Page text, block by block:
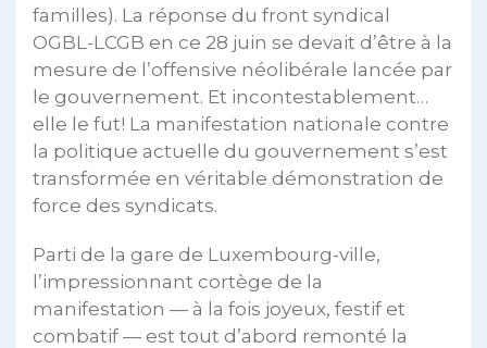
familles). La réponse du front syndical
OGBL-LCGB en ce 28 juin se devait d’être à la
mesure de l’offensive néolibérale lancée par
le gouvernement. Et incontestablement…
elle le fut! La manifestation nationale contre
la politique actuelle du gouvernement s’est
transformée en véritable démonstration de
force des syndicats.
Parti de la gare de Luxembourg-ville,
l’impressionnant cortège de la
manifestation — à la fois joyeux, festif et
combatif — est tout d’abord remonté la